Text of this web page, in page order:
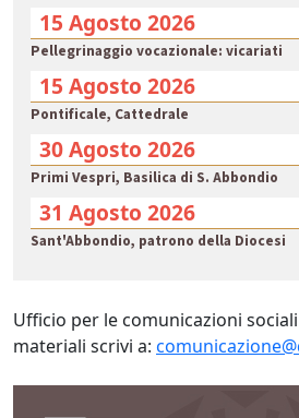
15 Agosto 2026
Pellegrinaggio vocazionale: vicariati
15 Agosto 2026
Pontificale, Cattedrale
30 Agosto 2026
Primi Vespri, Basilica di S. Abbondio
31 Agosto 2026
Sant'Abbondio, patrono della Diocesi
Ufficio per le comunicazioni
materiali scrivi a: